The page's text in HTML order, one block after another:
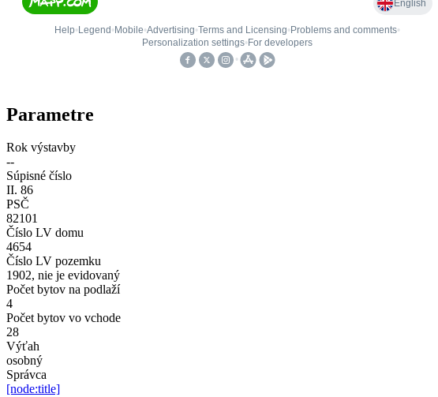
Parametre
Rok výstavby
--
Súpisné číslo
II. 86
PSČ
82101
Číslo LV domu
4654
Číslo LV pozemku
1902, nie je evidovaný
Počet bytov na podlaží
4
Počet bytov vo vchode
28
Výťah
osobný
Správca
[node:title]